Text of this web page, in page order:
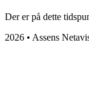
Der er på dette
2026 • Assens